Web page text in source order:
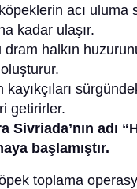
acı uluma
kadar ulaşır.
halkın
kayıkçıları
getirirler.
adı
başlamıştır.
toplama